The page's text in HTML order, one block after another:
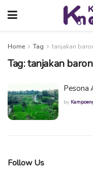
Home Tag tanjakan
Tag:tanjakan baron
Pesona
by
Follow Us